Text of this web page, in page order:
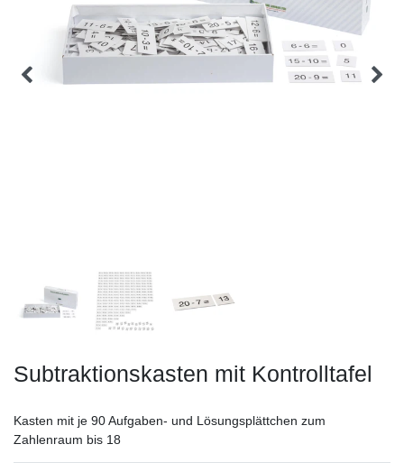
Subtraktionskasten mit Kontrolltafel
Kasten mit je 90 Aufgaben- und Lösungsplättchen zum
Zahlenraum bis 18